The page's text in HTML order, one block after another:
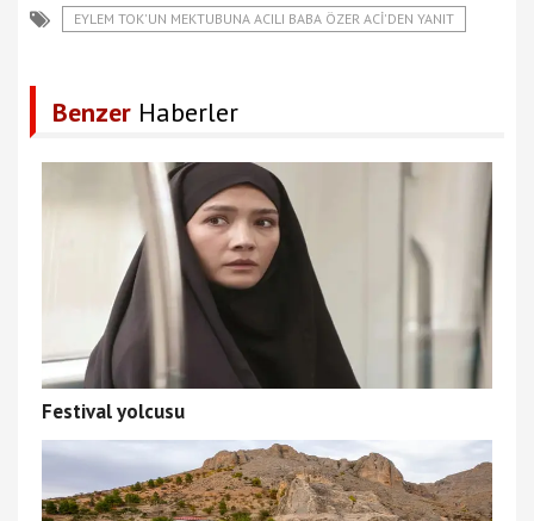
EYLEM TOK'UN MEKTUBUNA ACILI BABA ÖZER ACI'DEN YANIT
Benzer Haberler
Festival yolcusu